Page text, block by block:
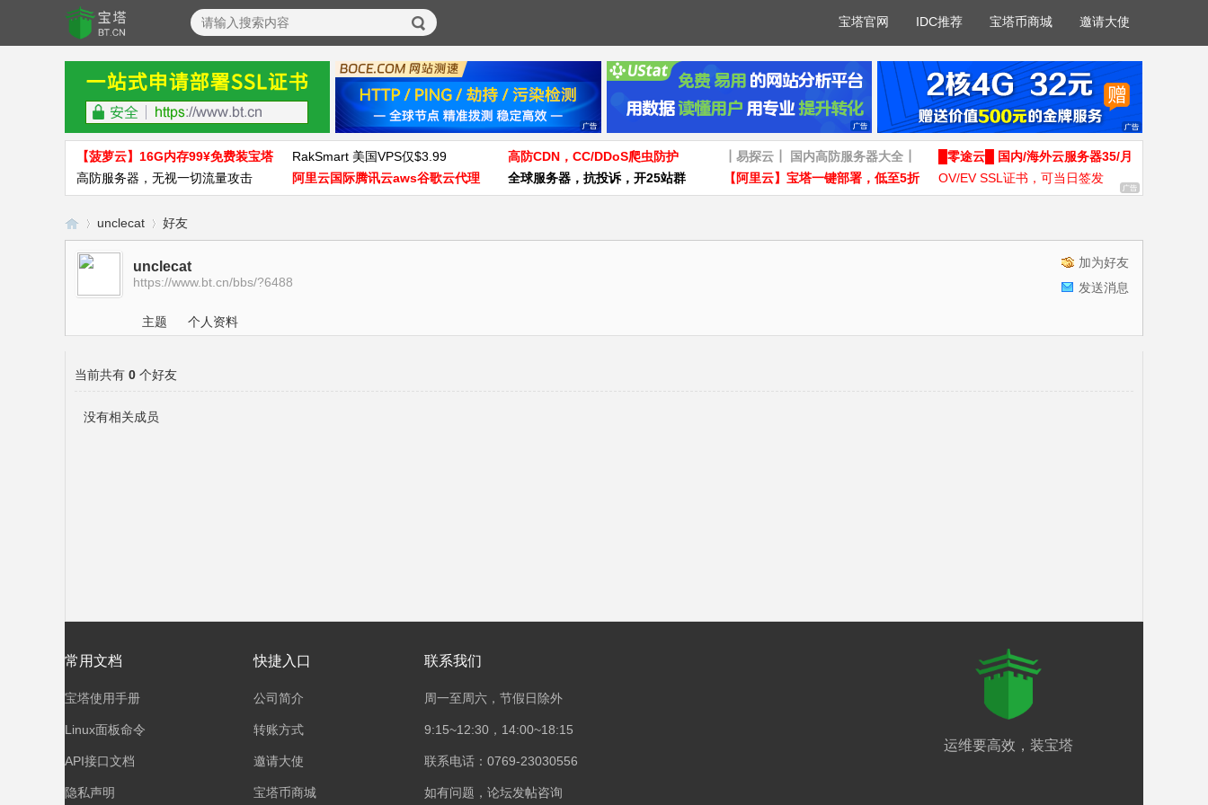
宝塔官网 IDC推荐 宝塔币商城 邀请大使
【菠萝云】16G内存99¥免费装宝塔 RakSmart 美国VPS仅$3.99 高防CDN，CC/DDoS爬虫防护 ┃易探云┃ 国内高防服务器大全┃
█零途云█ 国内/海外云服务器35/月
高防服务器，无视一切流量攻击
阿里云国际腾讯云aws谷歌云代理 全球服务器，抗投诉，开25站群 【阿里云】宝塔一键部署，低至5折 OV/EV SSL证书，可当日签发
宝
面
›
unclecat 好友
加为好友
发送消息
unclecat
https://www.bt.cn/bbs/?6488
主题 个人资料
当前共有 0 个好友
没有相关成员
常用文档
宝塔使用手册
Linux面板命令
API接口文档
隐私声明
快捷入口
公司简介
转账方式
邀请大使
宝塔币商城
联系我们
周一至周六，节假日除外
9:15~12:30，14:00~18:15
联系电话：0769-23030556
如有问题，论坛发帖咨询
运维要高效，装宝塔